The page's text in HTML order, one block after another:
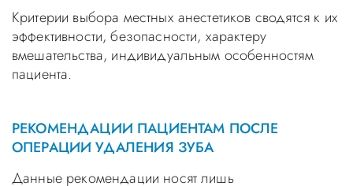
Критерии выбора местных анестетиков сводятся к их
эффективности, безопасности, характеру
вмешательства, индивидуальным особенностям
пациента.
РЕКОМЕНДАЦИИ ПАЦИЕНТАМ ПОСЛЕ
ОПЕРАЦИИ УДАЛЕНИЯ ЗУБА
Данные рекомендации носят лишь